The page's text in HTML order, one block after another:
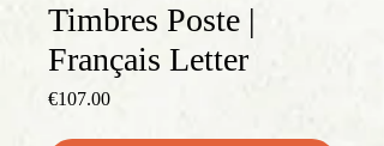
Timbres Poste |
Français Letter
€107.00Price